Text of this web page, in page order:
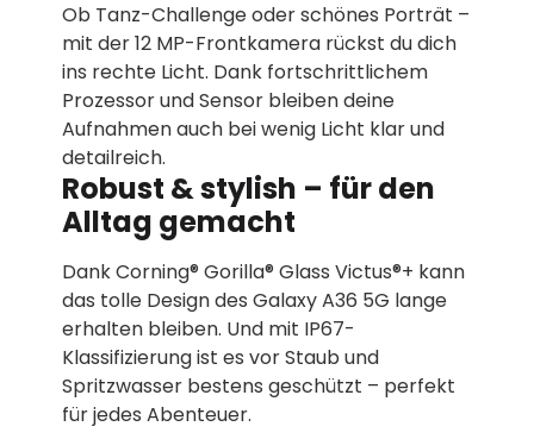
Ob Tanz-Challenge oder schönes Porträt –
mit der 12 MP-Frontkamera rückst du dich
ins rechte Licht. Dank fortschrittlichem
Prozessor und Sensor bleiben deine
Aufnahmen auch bei wenig Licht klar und
detailreich.
Robust & stylish – für den
Alltag gemacht
Dank Corning® Gorilla® Glass Victus®+ kann
das tolle Design des Galaxy A36 5G lange
erhalten bleiben. Und mit IP67-
Klassifizierung ist es vor Staub und
Spritzwasser bestens geschützt – perfekt
für jedes Abenteuer.